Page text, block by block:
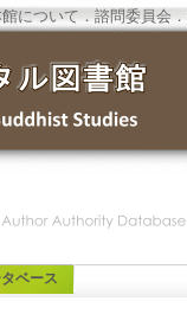
について．諮問委員会．
ベース